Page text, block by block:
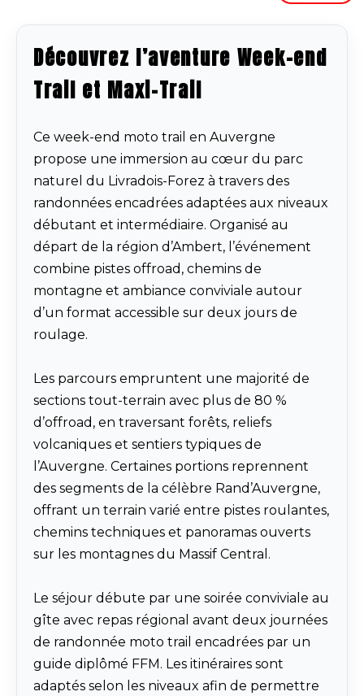
Découvrez l’aventure Week-end
Trail et Maxi-Trail
Ce week-end moto trail en Auvergne
propose une immersion au cœur du parc
naturel du Livradois-Forez à travers des
randonnées encadrées adaptées aux niveaux
débutant et intermédiaire. Organisé au
départ de la région d’Ambert, l’événement
combine pistes offroad, chemins de
montagne et ambiance conviviale autour
d’un format accessible sur deux jours de
roulage.
Les parcours empruntent une majorité de
sections tout-terrain avec plus de 80 %
d’offroad, en traversant forêts, reliefs
volcaniques et sentiers typiques de
l’Auvergne. Certaines portions reprennent
des segments de la célèbre Rand’Auvergne,
offrant un terrain varié entre pistes roulantes,
chemins techniques et panoramas ouverts
sur les montagnes du Massif Central.
Le séjour débute par une soirée conviviale au
gîte avec repas régional avant deux journées
de randonnée moto trail encadrées par un
guide diplômé FFM. Les itinéraires sont
adaptés selon les niveaux afin de permettre